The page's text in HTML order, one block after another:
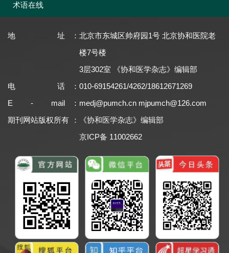
术语在线
地址 ： 北京市东城区帅府园1号 北京协和医院老
楼7号楼
3层302室 《协和医学杂志》编辑部
电话
： 010-69154261/4262/18612671269
E - mail
： medj@pumch.cn mjpumch@126.com
期刊网站版权所有
：
《协和医学杂志》编辑部
京ICP备 11002662